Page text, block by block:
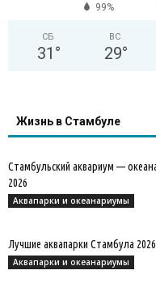
99%
СБ
31 °
ВС
29°
Жизнь в Стамбуле
Стамбульский аквариум —
2026
Аквапарки и океанариумы
Лучшие аквапарки Стамбула
Аквапарки и океанариумы